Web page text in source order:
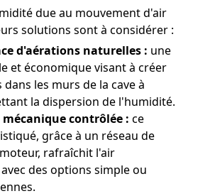
due au mouvement d'air
solutions sont à considérer :
d'aérations naturelles : une
et économique visant à créer
les murs de la cave à
la dispersion de l'humidité.
contrôlée : ce
grâce à un réseau de
rafraîchit l'air
des options simple ou